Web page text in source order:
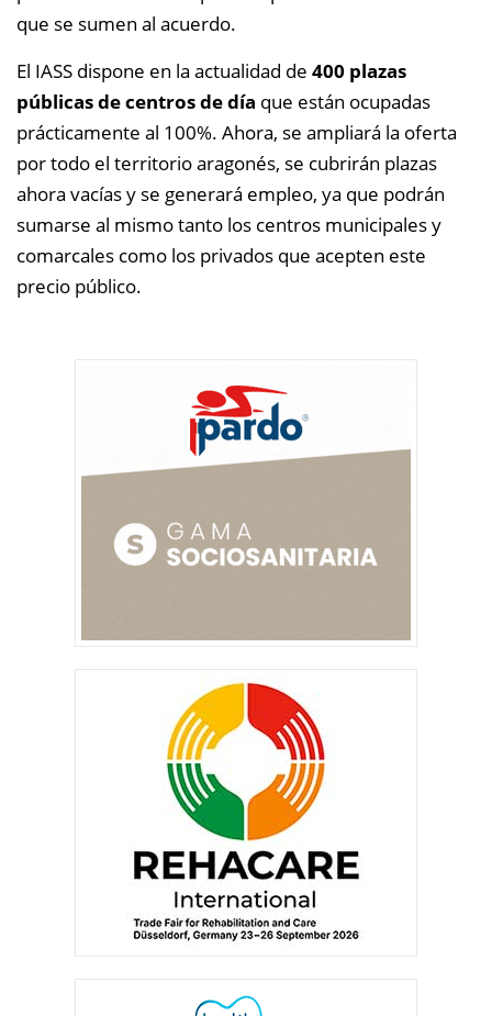
que se sumen al acuerdo.
El IASS dispone en la actualidad de 400 plazas
públicas de centros de día que están ocupadas
prácticamente al 100%. Ahora, se ampliará la oferta
por todo el territorio aragonés, se cubrirán plazas
ahora vacías y se generará empleo, ya que podrán
sumarse al mismo tanto los centros municipales y
comarcales como los privados que acepten este
precio público.